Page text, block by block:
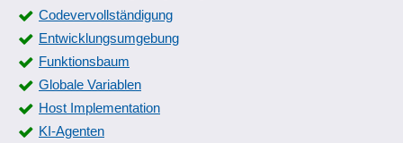
Codevervollständigung
Entwicklungsumgebung
Funktionsbaum
Globale Variablen
Host Implementation
KI-Agenten